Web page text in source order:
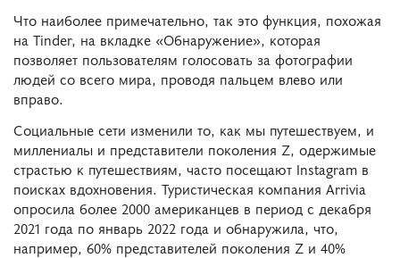
Что наиболее примечательно, так это функция, похожая
на Tinder, на вкладке «Обнаружение», которая
позволяет пользователям голосовать за фотографии
людей со всего мира, проводя пальцем влево или
вправо.
Социальные сети изменили то, как мы путешествуем, и
миллениалы и представители поколения Z, одержимые
страстью к путешествиям, часто посещают Instagram в
поисках вдохновения. Туристическая компания Arrivia
опросила более 2000 американцев в период с декабря
2021 года по январь 2022 года и обнаружила, что,
например, 60% представителей поколения Z и 40%